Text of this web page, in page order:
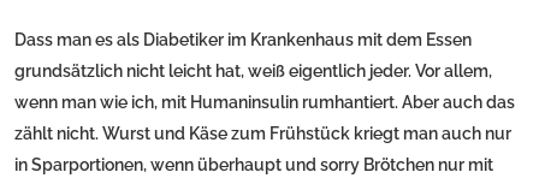
Dass man es als Diabetiker im Krankenhaus mit dem Essen
grundsätzlich nicht leicht hat, weiß eigentlich jeder. Vor allem,
wenn man wie ich, mit Humaninsulin rumhantiert. Aber auch das
zählt nicht. Wurst und Käse zum Frühstück kriegt man auch nur
in Sparportionen, wenn überhaupt und sorry Brötchen nur mit